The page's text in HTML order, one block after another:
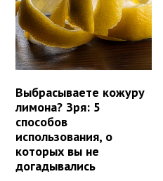
Выбрасываете кожуру
лимона? Зря: 5
способов
использования, о
которых вы не
догадывались